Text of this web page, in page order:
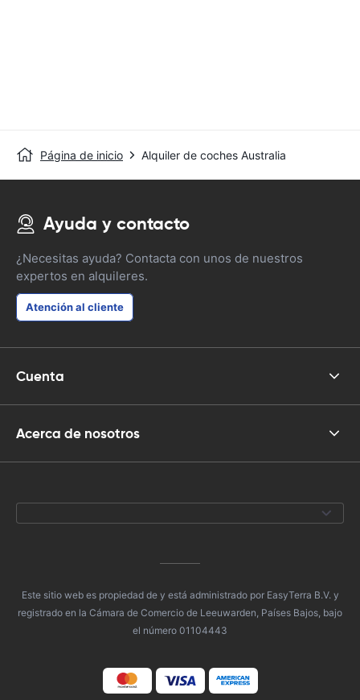
Página de inicio Alquiler de coches Australia
Ayuda y contacto
¿Necesitas ayuda? Contacta con unos de nuestros
expertos en alquileres.
Atención al cliente
Cuenta
Acerca de nosotros
Este sitio web es propiedad de y está administrado por EasyTerra B.V. y
registrado en la Cámara de Comercio de Leeuwarden, Países Bajos, bajo
el número 01104443